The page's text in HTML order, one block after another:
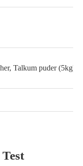
Talkum puder (5kg)